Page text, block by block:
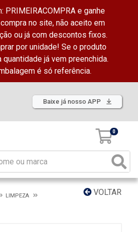
PRIMEIRACOMPRA e ganhe
no site, não aceito em
ou já com descontos fixos.
por unidade! Se o produto
já vem preenchida.
é só referência.
Baixe já nosso APP
0
VOLTAR
LIMPEZA